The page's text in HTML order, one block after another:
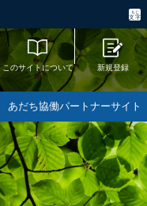
このサイトについて 新規登録
あだち協働パートナーサイト